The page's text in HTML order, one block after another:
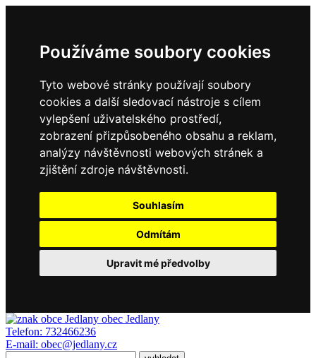
Používáme soubory cookies
Tyto webové stránky používají soubory
cookies a další sledovací nástroje s cílem
vylepšení uživatelského prostředí,
zobrazení přizpůsobeného obsahu a reklam,
analýzy návštěvnosti webových stránek a
zjištění zdroje návštěvnosti.
Souhlasím
Odmítám
Upravit mé předvolby
obec Jedlany
Telefon: 732466236
E-mail: obec@jedlany.cz